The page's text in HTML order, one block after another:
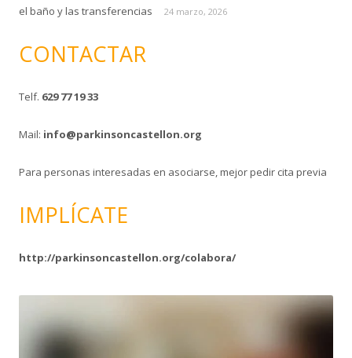
el baño y las transferencias
24 marzo, 2026
CONTACTAR
Telf. 629 77 19 33
Mail: info@parkinsoncastellon.org
Para personas interesadas en asociarse, mejor pedir cita previa
IMPLÍCATE
http://parkinsoncastellon.org/colabora/